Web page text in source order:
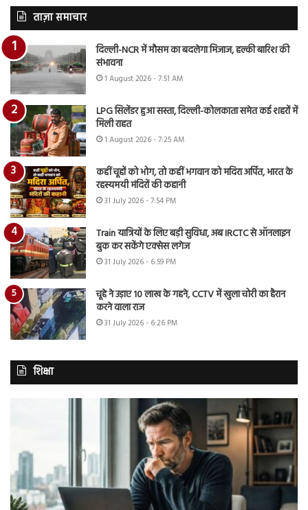
ताज़ा समाचार
दिल्ली-NCR में मौसम का बदलेगा मिजाज, हल्की बारिश की
संभावना
1 August 2026 - 7:51 AM
LPG सिलेंडर हुआ सस्ता, दिल्ली-कोलकाता समेत कई शहरों में
मिली राहत
1 August 2026 - 7:25 AM
कहीं चूहों को भोग, तो कहीं भगवान को मदिरा अर्पित, भारत के
रहस्यमयी मंदिरों की कहानी
31 July 2026 - 7:54 PM
Train यात्रियों के लिए बड़ी सुविधा, अब IRCTC से ऑनलाइन
बुक कर सकेंगे एक्सेस लगेज
31 July 2026 - 6:59 PM
चूहे ने उड़ाए 10 लाख के गहने, CCTV में खुला चोरी का हैरान
करने वाला राज
31 July 2026 - 6:26 PM
शिक्षा